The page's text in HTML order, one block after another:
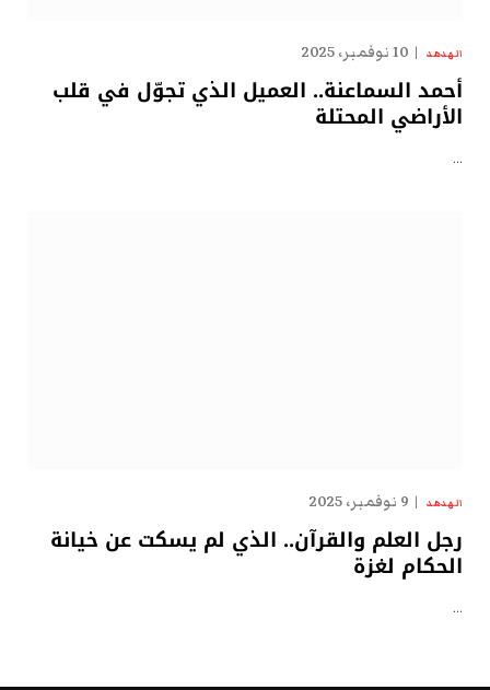
الهدهد 10 نوفمبر، 2025
أحمد السماعنة.. العميل الذي تجوّل في قلب
الأراضي المحتلة
…
الهدهد 9 نوفمبر، 2025
رجل العلم والقرآن.. الذي لم يسكت عن خيانة
الحكام لغزة
…